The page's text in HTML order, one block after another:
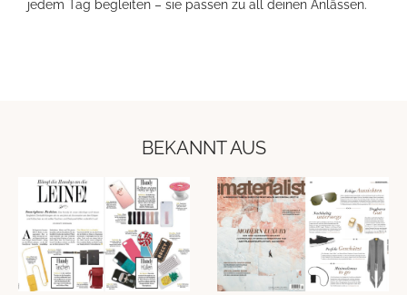
jedem Tag begleiten – sie passen zu all deinen Anlässen.
BEKANNT AUS